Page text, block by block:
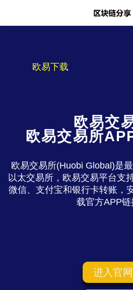
欧易下载
欧易交
欧易交易所
欧易交易所(Huobi Global)是
以太交易所，欧易交易平台支
微信、支付宝和银行卡转账，
载官方APP链
进入官网